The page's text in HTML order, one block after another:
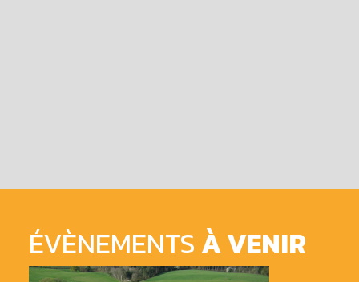
ÉVÈNEMENTS À VENIR